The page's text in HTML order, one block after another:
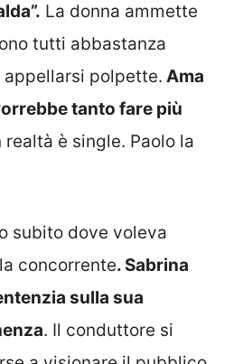
La donna ammette
tutti abbastanza
polpette. Ama
tanto fare più
realtà è single. Paolo la
subito dove voleva
concorrente. Sabrina
sulla sua
. Il conduttore si